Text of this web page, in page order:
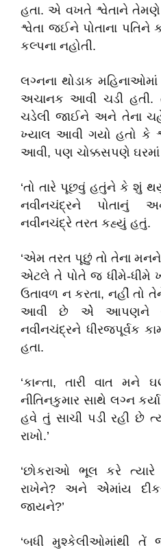
હતા. એ વખતે શ્વેતાને
શ્વેતા જઈને પોતાના પતિને
કલ્પના નહોતી.
લગ્નના થોડાક
અચાનક આવી ચડી
ચડેલી જાઈને અને તેના
ખ્યાલ આવી ગયો હતો કે
આવી, પણ ચોક્કસપણે
‘તો તારે પૂછવું હતુંને કે શું
નવીનચંદ્રને પોતાનું
નવીનચંદ્રે તરત કહ્યું હતું.
‘એમ તરત પૂછું તો તેના
એટલે તે પોતે જ ધીમે-ધીમે
ઉતાવળ ન કરતા, નહીં તો
આવી છે એે આપણને
નવીનચંદ્રને ધીરજપૂર્વક
હતા.
‘કાન્તા, તારી વાત મને
નીતિનકુમાર સાથે લગ્ન
હવે તું સાચી પડી રહી છે
રાખો.’
‘છોકરાઓ ભૂલ કરે
રાખેને? અને એેમાંય
જાયને?’
‘બધી મુશ્કેલીઓમાંથી તેં